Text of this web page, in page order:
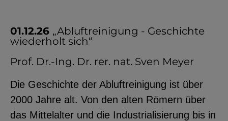
01.12.26 „Abluftreinigung - Geschichte
wiederholt sich“
Prof. Dr.-Ing. Dr. rer. nat. Sven Meyer
Die Geschichte der Abluftreinigung ist über
2000 Jahre alt. Von den alten Römern über
das Mittelalter und die Industrialisierung bis in